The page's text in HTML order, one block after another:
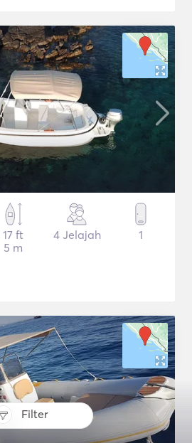
Filter
17 ft
5 m
4 Jelajah 1